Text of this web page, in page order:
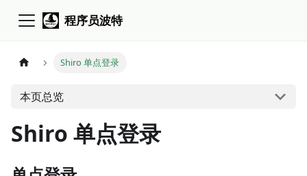
程序员波特
Shiro 单点登录
本页总览
Shiro 单点登录